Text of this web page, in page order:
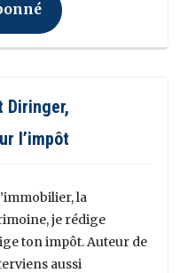
Diringer,
l’impôt
la
je rédige
ton impôt. Auteur de
aussi